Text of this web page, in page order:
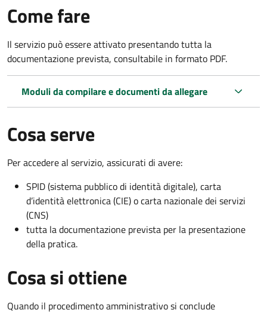
Come fare
Il servizio può essere attivato presentando tutta la
documentazione prevista, consultabile in formato PDF.
Moduli da compilare e documenti da allegare
Cosa serve
Per accedere al servizio, assicurati di avere:
SPID (sistema pubblico di identità digitale), carta
d’identità elettronica (CIE) o carta nazionale dei servizi
(CNS)
tutta la documentazione prevista per la presentazione
della pratica.
Cosa si ottiene
Quando il procedimento amministrativo si conclude